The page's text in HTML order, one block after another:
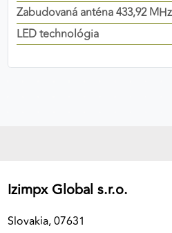
Zabudovaná anténa 433,92 MHz
LED technológia
Izimpx Global s.r.o.
Slovakia, 07631
výkon a funkčnosť našich
Google Analytics
stránkami. Umožňujú nám
našom webe aj v